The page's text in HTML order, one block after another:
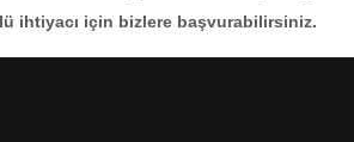
ihtiyacı için bizlere başvurabilirsiniz.